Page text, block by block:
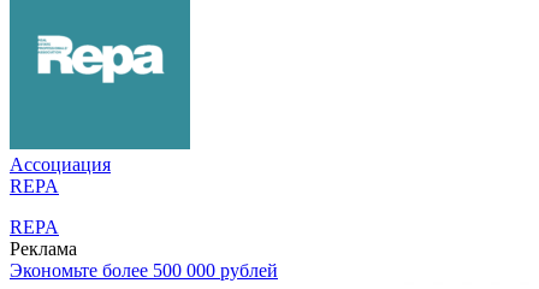
Ассоциация
REPA
REPA
Реклама
Экономьте более 500 000 рублей